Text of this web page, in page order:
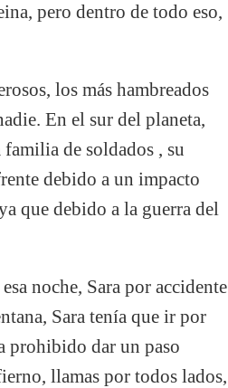
pero dentro de todo eso,
los más hambreados
En el sur del planeta,
de soldados , su
debido a un impacto
que debido a la guerra del
noche, Sara por accidente
Sara tenía que ir por
prohibido dar un paso
llamas por todos lados,